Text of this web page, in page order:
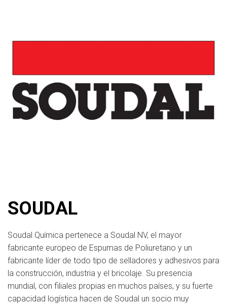
SOUDAL
Soudal Química pertenece a Soudal NV, el mayor
fabricante europeo de Espumas de Poliuretano y un
fabricante líder de todo tipo de selladores y adhesivos para
la construcción, industria y el bricolaje. Su presencia
mundial, con filiales propias en muchos países, y su fuerte
capacidad logística hacen de Soudal un socio muy